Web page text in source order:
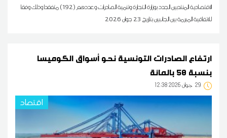
الاقتصادية المنتدبين الجدد بوزارة التجارة وتنمية الصادرات وعددهم (192) متفقدا وذلك وفقا
للاتفاقية المبرمة بين الجانبين بتاريخ 23 جوان 2026
ارتفاع الصادرات التونسية نحو أسواق الكوميسا
بنسبة 50 بالمائة
29 12:38 2026 جوان
اقتصاد